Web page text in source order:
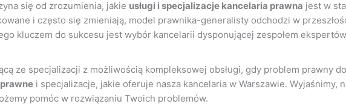
się od zrozumienia, jakie usługi i specjalizacje kancelaria prawna jest w
i często się zmieniają, model prawnika-generalisty odchodzi w
kluczem do sukcesu jest wybór kancelarii dysponującej zespołem
ze specjalizacji z możliwością kompleksowej obsługi, gdy problem prawny
prawne i specjalizacje, jakie oferuje nasza kancelaria w Warszawie. Wyjaśnimy,
pomóc w rozwiązaniu Twoich problemów.